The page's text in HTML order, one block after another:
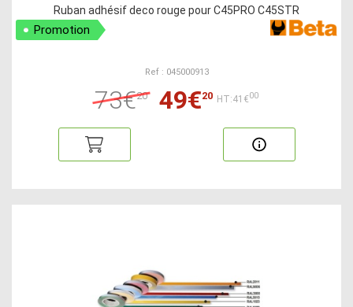
Ruban adhésif deco rouge pour C45PRO C45STR
Promotion
Ref : 045000913
73€20 49€20 HT:41€00